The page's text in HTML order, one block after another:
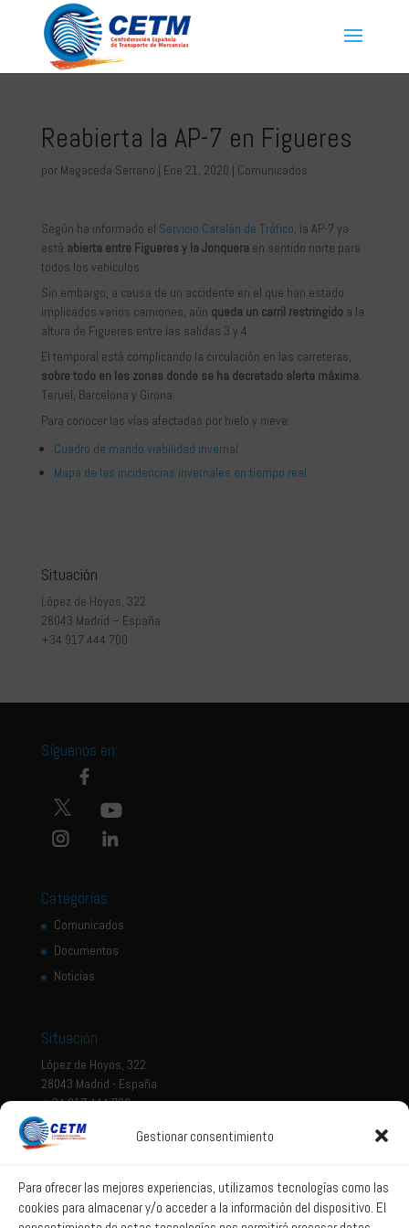
Gestionar consentimiento
Para ofrecer las mejores experiencias, utilizamos tecnologías como las
cookies para almacenar y/o acceder a la información del dispositivo. El
Reabierta la AP-7 en Figueres
por Magaceda Serrano | Ene 21, 2020 | Comunicados
Según ha informado el Servicio Catalán de Tráfico, la AP-7 ya
está abierta entre Figueres y la Jonquera en sentido norte para
todos los vehículos.
Sin embargo, a causa de un accidente en el que han estado
implicados varios camiones, aún queda un carril restringido a la
altura de Figueres entre las salidas 3 y 4.
El temporal está complicando la circulación en las carreteras,
sobre todo en las zonas donde se ha decretado alerta máxima:
Teruel, Barcelona y Girona.
Para conocer las vías afectadas por hielo y nieve:
Cuadro de mando viabilidad invernal
Mapa de las incidencias invernales en tiempo real
Situación
López de Hoyos, 322
28043 Madrid – España
+34 917 444 700
Síguenos en:
Categorías
Comunicados
Documentos
Noticias
Situación
López de Hoyos, 322
28043 Madrid - España
+ 34 917 444 700
Aviso legal
Política de privacidad